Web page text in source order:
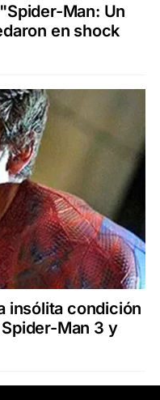
Man: Un
en shock
insólita condición
Man 3 y